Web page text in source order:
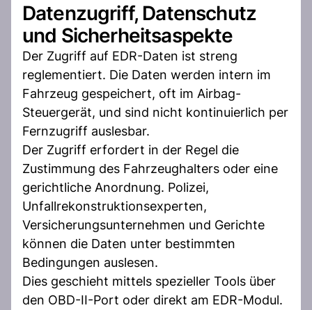
Datenzugriff, Datenschutz
und Sicherheitsaspekte
Der Zugriff auf EDR-Daten ist streng
reglementiert. Die Daten werden intern im
Fahrzeug gespeichert, oft im Airbag-
Steuergerät, und sind nicht kontinuierlich per
Fernzugriff auslesbar.
Der Zugriff erfordert in der Regel die
Zustimmung des Fahrzeughalters oder eine
gerichtliche Anordnung. Polizei,
Unfallrekonstruktionsexperten,
Versicherungsunternehmen und Gerichte
können die Daten unter bestimmten
Bedingungen auslesen.
Dies geschieht mittels spezieller Tools über
den OBD-II-Port oder direkt am EDR-Modul.